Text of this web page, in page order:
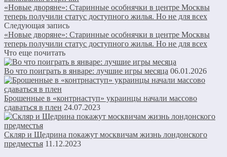
«Новые дворяне»: Старинные особнячки в центре Москвы
теперь получили статус доступного жилья. Но не для всех
Следующая запись
«Новые дворяне»: Старинные особнячки в центре Москвы
теперь получили статус доступного жилья. Но не для всех
Что еще почитать
Во что поиграть в январе: лучшие игры месяца 06.01.2026
Брошенные в «контрнаступ» украинцы начали массово
сдаваться в плен 24.07.2023
Скляр и Щедрина покажут москвичам жизнь лондонского
предместья 11.12.2023